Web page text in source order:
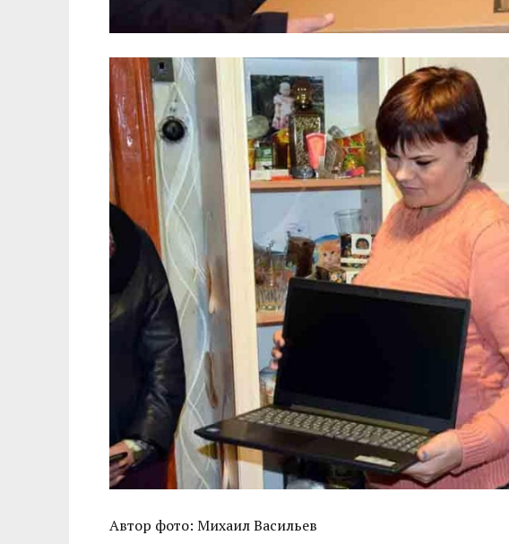
Автор фото: Михаил Васильев